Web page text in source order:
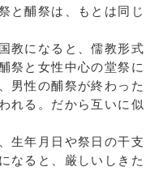
と酺祭は、もとは同じ
教になると、儒教形式
祭と女性中心の堂祭に
男性の酺祭が終わった
れる。だから互いに似
生年月日や祭日の干支
なると、厳しいしきた